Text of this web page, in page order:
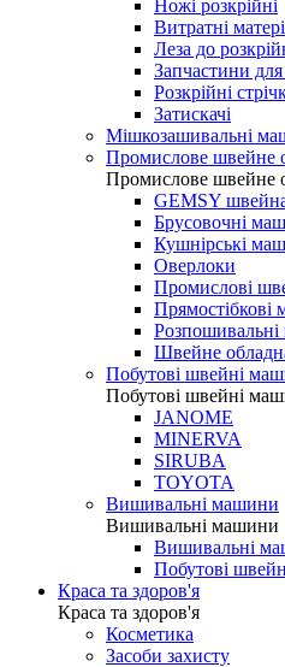
Ножі розкрійні
Витратні
Леза до
Запчастини
Розкрійні
Затискачі
Мішкозашивальні
Промислове швейне
Промислове швейне
GEMSY швейна
Брусовочні
Кушнірські
Оверлоки
Промислові
Прямостібкові
Швейне
Побутові швейні
Побутові швейні
JANOME
MINERVA
SIRUBA
TOYOTA
Вишивальні машини
Вишивальні машини
Вишивальні
Побутові
Краса та здоров'я
Краса та здоров'я
Косметика
Засоби захисту